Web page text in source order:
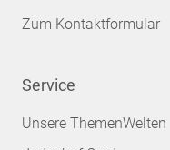
Zum Kontaktformular
Service
Unsere ThemenWelten